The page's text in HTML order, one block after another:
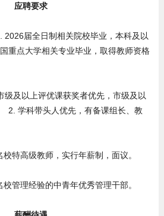
应聘要求
2026届全日制相关院校毕业，本科及以
重点大学相关专业毕业，取得教师资格
级及以上评优课获奖者优先，市级及以
2. 学科带头人优先，有备课组长、教
校特高级教师，实行年薪制，面议。
校管理经验的中青年优秀管理干部。